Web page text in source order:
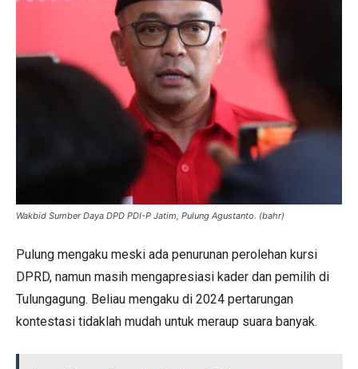
Wakbid Sumber Daya DPD PDI-P Jatim, Pulung Agustanto. (bahr)
Pulung mengaku meski ada penurunan perolehan kursi
DPRD, namun masih mengapresiasi kader dan pemilih di
Tulungagung. Beliau mengaku di 2024 pertarungan
kontestasi tidaklah mudah untuk meraup suara banyak.